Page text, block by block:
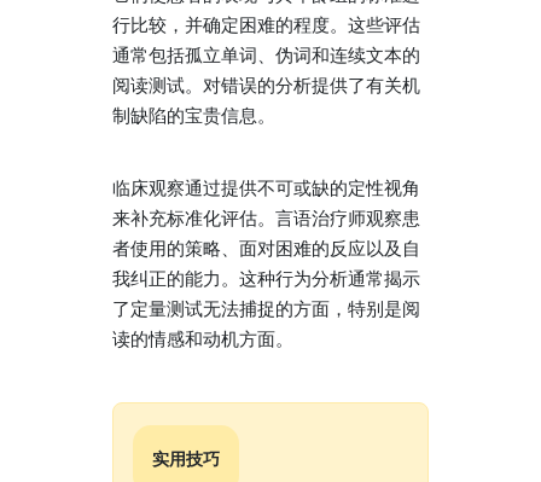
行比较，并确定困难的程度。这些评估
通常包括孤立单词、伪词和连续文本的
阅读测试。对错误的分析提供了有关机
制缺陷的宝贵信息。
临床观察通过提供不可或缺的定性视角
来补充标准化评估。言语治疗师观察患
者使用的策略、面对困难的反应以及自
我纠正的能力。这种行为分析通常揭示
了定量测试无法捕捉的方面，特别是阅
读的情感和动机方面。
实用技巧